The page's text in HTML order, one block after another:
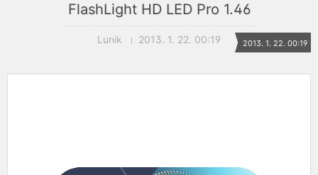
FlashLight HD LED Pro 1.46
Lunik 2013. 1. 22. 00:19 2013. 1. 22. 00:19